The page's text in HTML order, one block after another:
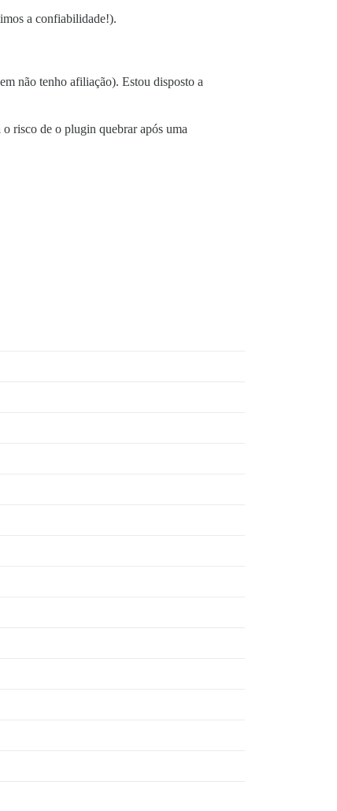
a confiabilidade!).
não tenho afiliação). Estou disposto a
risco de o plugin quebrar após uma